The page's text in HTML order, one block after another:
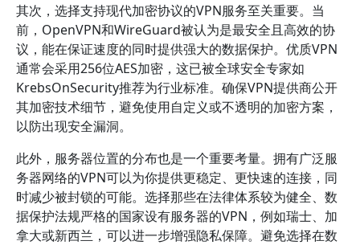
其次，选择支持现代加密协议的VPN服务至关重要。当
前，OpenVPN和WireGuard被认为是最安全且高效的协
议，能在保证速度的同时提供强大的数据保护。优质VPN
通常会采用256位AES加密，这已被全球安全专家如
KrebsOnSecurity推荐为行业标准。确保VPN提供商公开
其加密技术细节，避免使用自定义或不透明的加密方案，
以防出现安全漏洞。
此外，服务器位置的分布也是一个重要考量。拥有广泛服
务器网络的VPN可以为你提供更稳定、更快速的连接，同
时减少被封锁的可能。选择那些在法律体系较为健全、数
据保护法规严格的国家设有服务器的VPN，例如瑞士、加
拿大或新西兰，可以进一步增强隐私保障。避免选择在数